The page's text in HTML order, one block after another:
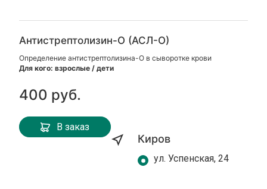
Антистрептолизин-О (АСЛ-О)
Определение антистрептолизина-О в сыворотке крови
Для кого: взрослые / дети
400 руб.
В заказ
Киров
ул. Успенская, 24